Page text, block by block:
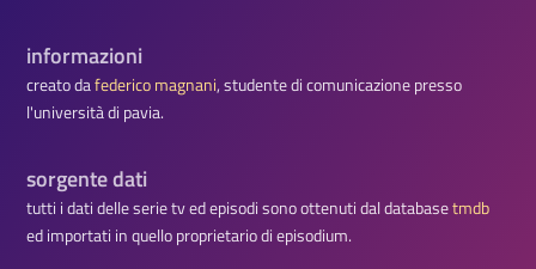
informazioni
creato dafederico magnani, studente di comunicazione presso
l'università di pavia.
sorgente dati
tutti i dati delle serie tv ed episodi sono ottenuti dal databasetmdb
ed importati in quello proprietario di episodium.